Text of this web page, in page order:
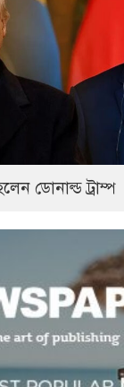
ডোনাল্ড ট্রাম্প